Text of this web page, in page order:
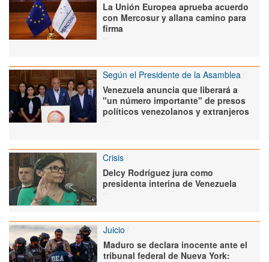
La Unión Europea aprueba acuerdo
con Mercosur y allana camino para
firma
Según el Presidente de la Asamblea
Venezuela anuncia que liberará a
"un número importante" de presos
políticos venezolanos y extranjeros
Crisis
Delcy Rodríguez jura como
presidenta interina de Venezuela
Juicio
Maduro se declara inocente ante el
tribunal federal de Nueva York: